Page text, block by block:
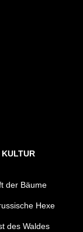
KULTUR
der Bäume
Hexe
des Waldes